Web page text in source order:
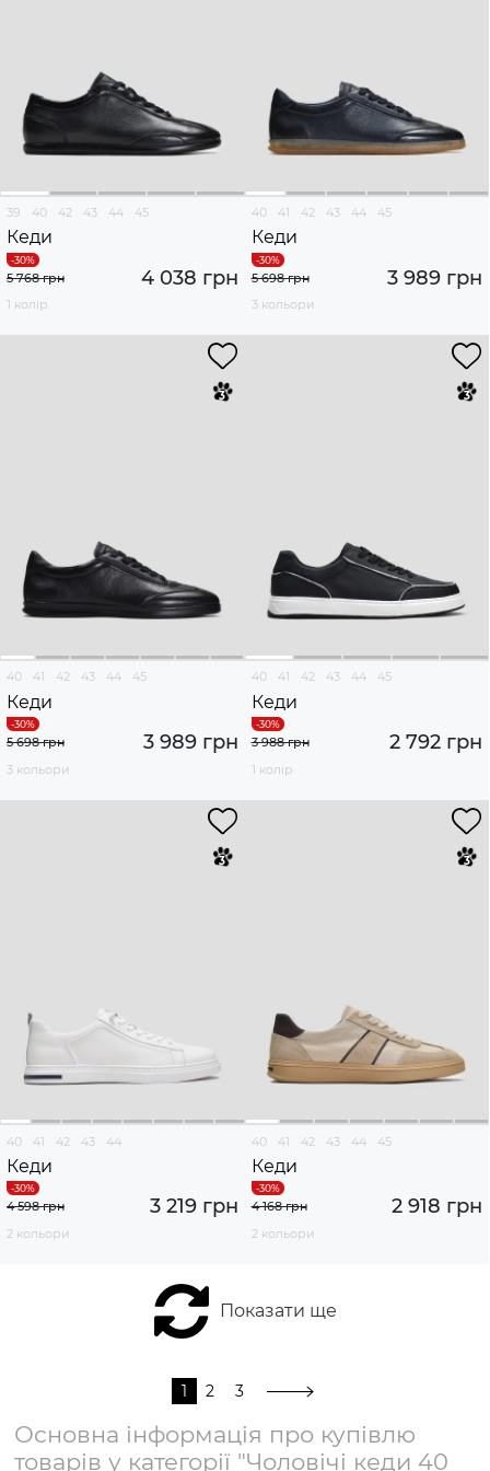
39 40 42 43 44 45
Кеди
4 038 грн
5 768 грн
1 колір
40 41 42 43 44 45
Кеди
3 989 грн
5 698 грн
3 кольори
40 41 42 43 44 45
Кеди
3 989 грн
5 698 грн
3 кольори
40 41 42 43 44 45
Кеди
2 792 грн
3 988 грн
1 колір
40 41 42 43 44
Кеди
3 219 грн
4 598 грн
2 кольори
40 41 42 43 44 45
Кеди
2 918 грн
4 168 грн
2 кольори
Показати ще
1 2 3
Основна інформація про купівлю
товарів у категорії "Чоловічі кеди 40